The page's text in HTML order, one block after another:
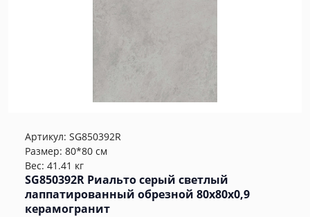
Артикул: SG850392R
Размер: 80*80 см
Вес: 41.41 кг
SG850392R Риальто серый светлый
лаппатированный обрезной 80x80x0,9
керамогранит